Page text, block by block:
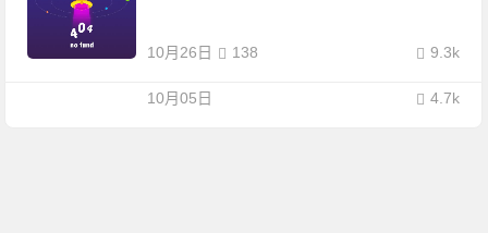
10月26日 9.3k
138
10月05日 4.7k